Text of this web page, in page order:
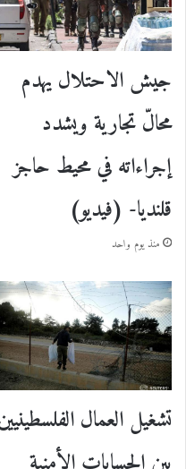
جيش الاحتلال يهدم
محالّ تجارية ويشدد
إجراءاته في محيط حاجز
قلنديا- (فيديو)
منذ يوم واحد
تشغيل العمال